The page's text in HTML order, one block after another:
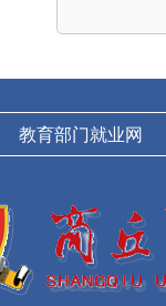
教育部门就业网